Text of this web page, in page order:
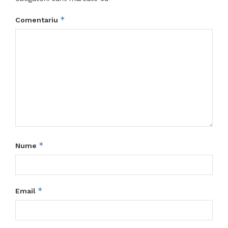
Comentariu *
Nume *
Email *